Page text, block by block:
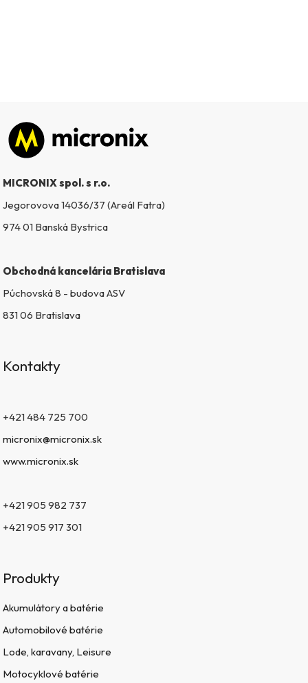
Zápätie
MICRONIX spol. s r.o.
Jegorovova 14036/37 (Areál Fatra)
974 01 Banská Bystrica
Obchodná kancelária Bratislava
Púchovská 8 - budova ASV
831 06 Bratislava
Kontakty
+421 484 725 700
micronix@micronix.sk
www.micronix.sk
+421 905 982 737
+421 905 917 301
Produkty
Akumulátory a batérie
Automobilové batérie
Lode, karavany, Leisure
Motocyklové batérie